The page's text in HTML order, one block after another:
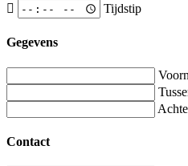
Tijdstip
Gegevens
Contact